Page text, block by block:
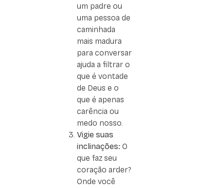
um padre ou
uma pessoa de
caminhada
mais madura
para conversar
ajuda a filtrar o
que é vontade
de Deus e o
que é apenas
carência ou
medo nosso.
Vigie suas
inclinações: O
que faz seu
coração arder?
Onde você